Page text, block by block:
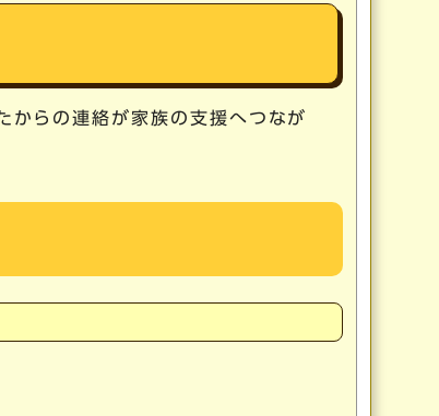
からの連絡が家族の支援へつなが